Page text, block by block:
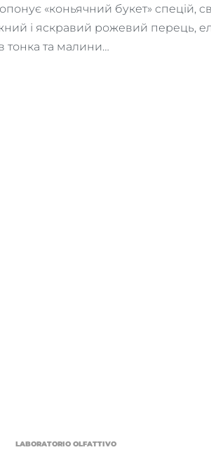
«коньячний букет» спецій,
і яскравий рожевий перець,
тонка та малини…
LABORATORIO OLFATTIVO